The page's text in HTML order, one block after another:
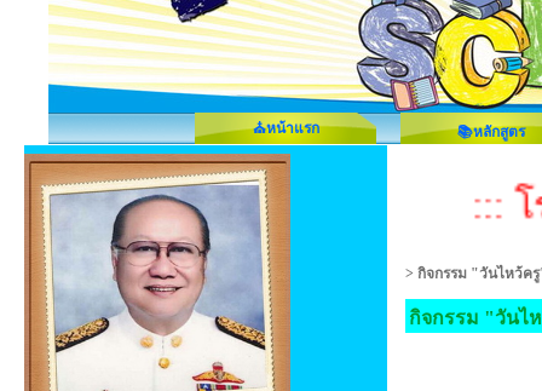
⛪หน้าแรก 📚หลักสูตร
::: โ
> กิจกรรม "วันไหว้ค
กิจกรรม "วันไ